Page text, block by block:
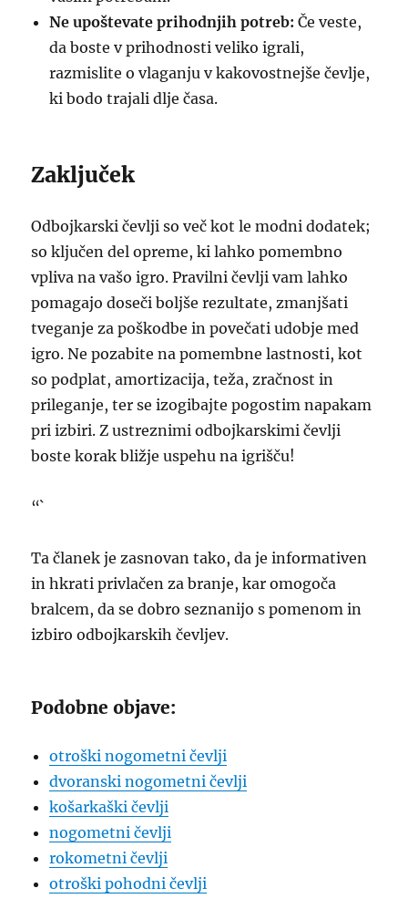
Ne upoštevate prihodnjih potreb: Če veste,
da boste v prihodnosti veliko igrali,
razmislite o vlaganju v kakovostnejše čevlje,
ki bodo trajali dlje časa.
Zaključek
Odbojkarski čevlji so več kot le modni dodatek;
so ključen del opreme, ki lahko pomembno
vpliva na vašo igro. Pravilni čevlji vam lahko
pomagajo doseči boljše rezultate, zmanjšati
tveganje za poškodbe in povečati udobje med
igro. Ne pozabite na pomembne lastnosti, kot
so podplat, amortizacija, teža, zračnost in
prileganje, ter se izogibajte pogostim napakam
pri izbiri. Z ustreznimi odbojkarskimi čevlji
boste korak bližje uspehu na igrišču!
“`
Ta članek je zasnovan tako, da je informativen
in hkrati privlačen za branje, kar omogoča
bralcem, da se dobro seznanijo s pomenom in
izbiro odbojkarskih čevljev.
Podobne objave:
otroški nogometni čevlji
dvoranski nogometni čevlji
košarkaški čevlji
nogometni čevlji
rokometni čevlji
otroški pohodni čevlji